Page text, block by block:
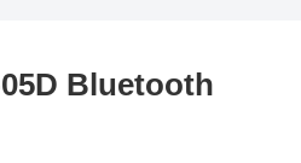
Bluetooth